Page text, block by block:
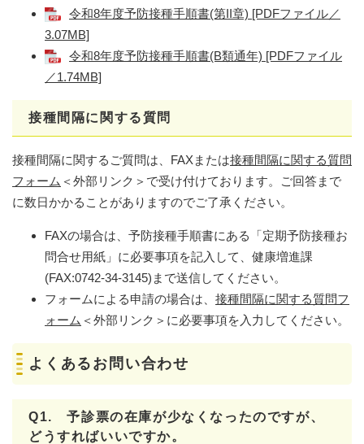
令和8年度予防接種手順書(第II章) [PDFファイル／
3.07MB]
令和8年度予防接種手順書(B類通年) [PDFファイル
／1.74MB]
接種間隔に関する質問
接種間隔に関するご質問は、FAXまたは​接種間隔に関する質問
フォーム ＜外部リンク＞ で受け付けております。ご回答まで
に数日かかることがありますのでご了承ください。
FAXの場合は、予防接種手順書にある「定期予防接種お
問合せ用紙」に必要事項を記入して、健康増進課
(FAX:0742-34-3145)まで送信してください。
フォームによる申請の場合は、 ​接種間隔に関する質問フ
ォーム ＜外部リンク＞ に必要事項を入力してください。
よくあるお問い合わせ
Q1. 予診票の在庫が少なくなったのですが、
どうすればいいですか。